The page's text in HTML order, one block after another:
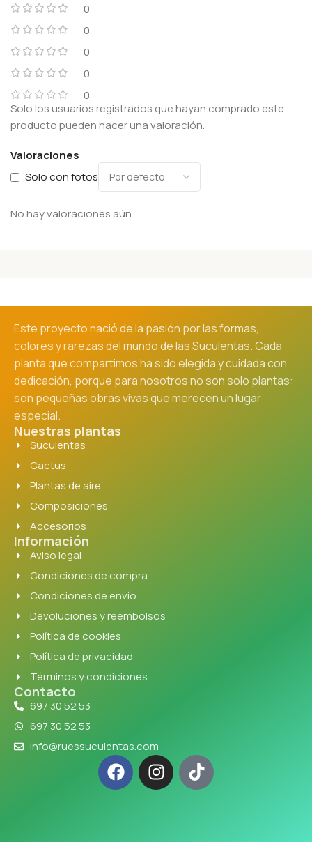
0
0
0
0
0
Valoraciones
Solo con fotos
No hay valoraciones aún.
Solo los usuarios registrados que hayan comprado este
producto pueden hacer una valoración.
Este proyecto nació de la pasión por las formas,
colores y rarezas del mundo de las Suculentas. Cada
planta que compartimos ha sido elegida y cuidada con
dedicación, porque para nosotros no son solo plantas:
son pequeñas obras vivas que merecen un lugar
especial.
Nuestras plantas
Suculentas
Cactus
Plantas de aire
Composiciones
Accesorios
Información
Aviso legal
Condiciones de compra
Condiciones de envío
Devoluciones y reembolsos
Política de cookies
Política de privacidad
Términos y condiciones
Contacto
697 30 52 53
697 30 52 53
info@ruessuculentas.com